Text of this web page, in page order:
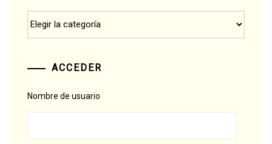
ACCEDER
Nombre de usuario